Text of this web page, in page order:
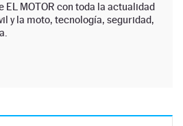
EL MOTOR con toda la actualidad
y la moto, tecnología, seguridad,